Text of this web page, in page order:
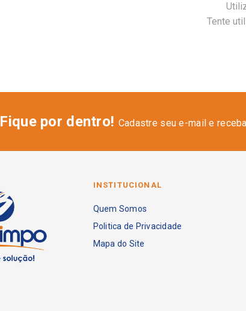
Tente
Fique por dentro! Cadastre seu e-mail e
INSTITUCIONAL
Quem Somos
Politica de Privacidade
Mapa do Site